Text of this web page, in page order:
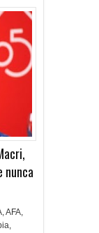
nunca
,AFA,
,